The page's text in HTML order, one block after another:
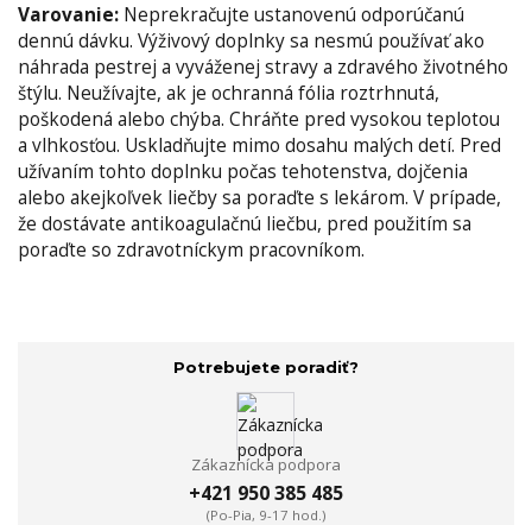
Varovanie: Neprekračujte ustanovenú odporúčanú
dennú dávku. Výživový doplnky sa nesmú používať ako
náhrada pestrej a vyváženej stravy a zdravého životného
štýlu. Neužívajte, ak je ochranná fólia roztrhnutá,
poškodená alebo chýba. Chráňte pred vysokou teplotou
a vlhkosťou. Uskladňujte mimo dosahu malých detí. Pred
užívaním tohto doplnku počas tehotenstva, dojčenia
alebo akejkoľvek liečby sa poraďte s lekárom. V prípade,
že dostávate antikoagulačnú liečbu, pred použitím sa
poraďte so zdravotníckym pracovníkom.
Potrebujete poradiť?
Zákaznícka podpora
+421 950 385 485
(Po-Pia, 9-17 hod.)